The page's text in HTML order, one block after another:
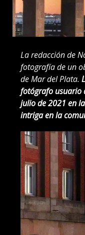
La redacción de
fotografía de un
de Mar del Plata.
fotógrafo usuario
julio de 2021 en
intriga en la